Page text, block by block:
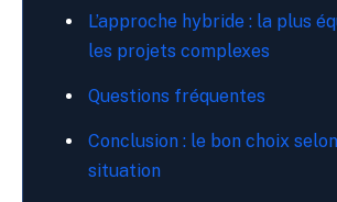
L’approche hybride : la plus
les projets complexes
Questions fréquentes
Conclusion : le bon choix
situation